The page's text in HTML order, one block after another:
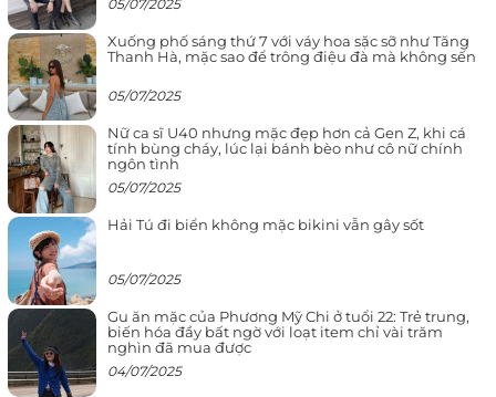
05/07/2025
Xuống phố sáng thứ 7 với váy hoa sặc sỡ như Tăng
Thanh Hà, mặc sao để trông điệu đà mà không sến
05/07/2025
Nữ ca sĩ U40 nhưng mặc đẹp hơn cả Gen Z, khi cá
tính bùng cháy, lúc lại bánh bèo như cô nữ chính
ngôn tình
05/07/2025
Hải Tú đi biển không mặc bikini vẫn gây sốt
05/07/2025
Gu ăn mặc của Phương Mỹ Chi ở tuổi 22: Trẻ trung,
biến hóa đầy bất ngờ với loạt item chỉ vài trăm
nghìn đã mua được
04/07/2025